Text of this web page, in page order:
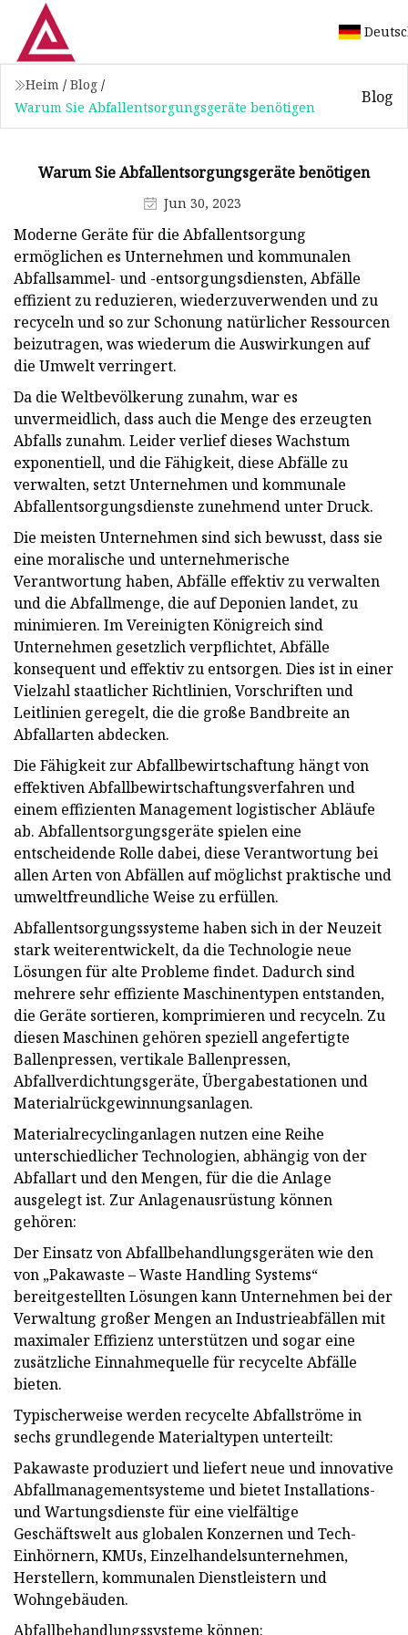
Heim / Blog /
Warum Sie Abfallentsorgungsgeräte benötigen
Blog
Warum Sie Abfallentsorgungsgeräte benötigen
Jun 30, 2023
Moderne Geräte für die Abfallentsorgung
ermöglichen es Unternehmen und kommunalen
Abfallsammel- und -entsorgungsdiensten, Abfälle
effizient zu reduzieren, wiederzuverwenden und zu
recyceln und so zur Schonung natürlicher Ressourcen
beizutragen, was wiederum die Auswirkungen auf
die Umwelt verringert.
Da die Weltbevölkerung zunahm, war es
unvermeidlich, dass auch die Menge des erzeugten
Abfalls zunahm. Leider verlief dieses Wachstum
exponentiell, und die Fähigkeit, diese Abfälle zu
verwalten, setzt Unternehmen und kommunale
Abfallentsorgungsdienste zunehmend unter Druck.
Die meisten Unternehmen sind sich bewusst, dass sie
eine moralische und unternehmerische
Verantwortung haben, Abfälle effektiv zu verwalten
und die Abfallmenge, die auf Deponien landet, zu
minimieren. Im Vereinigten Königreich sind
Unternehmen gesetzlich verpflichtet, Abfälle
konsequent und effektiv zu entsorgen. Dies ist in einer
Vielzahl staatlicher Richtlinien, Vorschriften und
Leitlinien geregelt, die die große Bandbreite an
Abfallarten abdecken.
Die Fähigkeit zur Abfallbewirtschaftung hängt von
effektiven Abfallbewirtschaftungsverfahren und
einem effizienten Management logistischer Abläufe
ab. Abfallentsorgungsgeräte spielen eine
entscheidende Rolle dabei, diese Verantwortung bei
allen Arten von Abfällen auf möglichst praktische und
umweltfreundliche Weise zu erfüllen.
Abfallentsorgungssysteme haben sich in der Neuzeit
stark weiterentwickelt, da die Technologie neue
Lösungen für alte Probleme findet. Dadurch sind
mehrere sehr effiziente Maschinentypen entstanden,
die Geräte sortieren, komprimieren und recyceln. Zu
diesen Maschinen gehören speziell angefertigte
Ballenpressen, vertikale Ballenpressen,
Abfallverdichtungsgeräte, Übergabestationen und
Materialrückgewinnungsanlagen.
Materialrecyclinganlagen nutzen eine Reihe
unterschiedlicher Technologien, abhängig von der
Abfallart und den Mengen, für die die Anlage
ausgelegt ist. Zur Anlagenausrüstung können
gehören:
Der Einsatz von Abfallbehandlungsgeräten wie den
von „Pakawaste – Waste Handling Systems“
bereitgestellten Lösungen kann Unternehmen bei der
Verwaltung großer Mengen an Industrieabfällen mit
maximaler Effizienz unterstützen und sogar eine
zusätzliche Einnahmequelle für recycelte Abfälle
bieten.
Typischerweise werden recycelte Abfallströme in
sechs grundlegende Materialtypen unterteilt:
Pakawaste produziert und liefert neue und innovative
Abfallmanagementsysteme und bietet Installations-
und Wartungsdienste für eine vielfältige
Geschäftswelt aus globalen Konzernen und Tech-
Einhörnern, KMUs, Einzelhandelsunternehmen,
Herstellern, kommunalen Dienstleistern und
Wohngebäuden.
Abfallbehandlungssysteme können: